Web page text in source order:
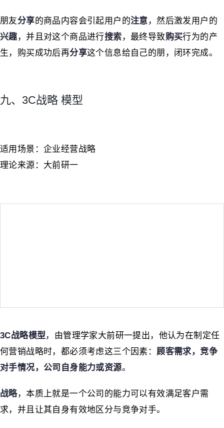
朋友分享的商品内容会引起用户的注意 ，然后激发用户的
兴趣 ，并且对这个商品进行搜索 ，最终导致购买行为的产
生，购买成功后再分享这个信息给自己的朋，闭环完成。
九、3C战略 模型
适用场景：企业经营战略
理论来源：大前研一
3C战略模型 ，由管理学家大前研一提出，他认为在制定任
何营销战略时，都必须考虑这三个因素： 顾客需求，竞争
对手情况，公司自身能力或资源。
战略，本质上就是一个公司的能力可以有效满足客户需
求，并且让其自身有效地区分与竞争对手。